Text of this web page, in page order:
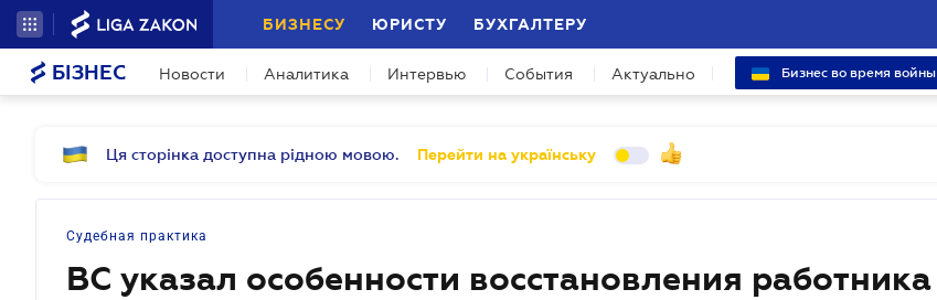
БИЗНЕСУ ЮРИСТУ БУХГАЛТЕРУ
БІЗНЕС Новости Аналитика Интервью События Актуально Бизнес во время войны
Ця сторінка доступна рідною мовою. Перейти на українську
Судебная практика
ВС указал особенности восстановления работника